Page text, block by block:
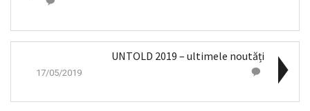
UNTOLD 2019 – ultimele noutăți
17/05/2019